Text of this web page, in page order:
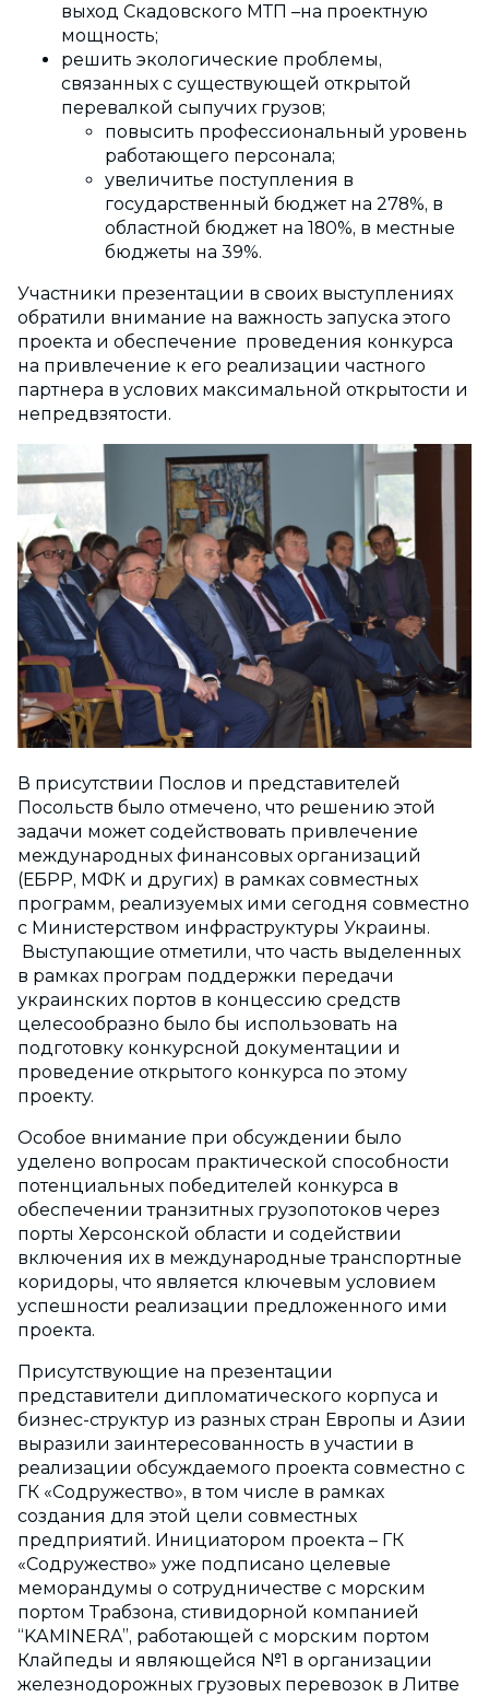
выход Скадовского МТП –на проектную
мощность;
решить экологические проблемы,
связанных с существующей открытой
перевалкой сыпучих грузов;
повысить профессиональный уровень
работающего персонала;
увеличитье поступления в
государственный бюджет на 278%, в
областной бюджет на 180%, в местные
бюджеты на 39%.
Участники презентации в своих выступлениях
обратили внимание на важность запуска этого
проекта и обеспечение проведения конкурса
на привлечение к его реализации частного
партнера в услових максимальной открытости и
непредвзятости.
В присутствии Послов и представителей
Посольств было отмечено, что решению этой
задачи может содействовать привлечение
международных финансовых организаций
(ЕБРР, МФК и других) в рамках совместных
программ, реализуемых ими сегодня совместно
с Министерством инфраструктуры Украины.
Выступающие отметили, что часть выделенных
в рамках програм поддержки передачи
украинских портов в концессию средств
целесообразно было бы использовать на
подготовку конкурсной документации и
проведение открытого конкурса по этому
проекту.
Особое внимание при обсуждении было
уделено вопросам практической способности
потенциальных победителей конкурса в
обеспечении транзитных грузопотоков через
порты Херсонской области и содействии
включения их в международные транспортные
коридоры, что является ключевым условием
успешности реализации предложенного ими
проекта.
Присутствующие на презентации
представители дипломатического корпуса и
бизнес-структур из разных стран Европы и Азии
выразили заинтересованность в участии в
реализации обсуждаемого проекта совместно с
ГК «Содружество», в том числе в рамках
создания для этой цели совместных
предприятий. Инициатором проекта – ГК
«Содружество» уже подписано целевые
меморандумы о сотрудничестве с морским
портом Трабзона, стивидорной компанией
“KAMINERA”, работающей с морским портом
Клайпеды и являющейся №1 в организации
железнодорожных грузовых перевозок в Литве